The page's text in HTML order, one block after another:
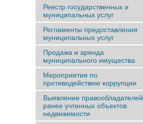
Реестр государственных и
муниципальных услуг
Регламенты предоставления
муниципальных услуг
Продажа и аренда
муниципального имущества
Мероприятия по
противодействию коррупции
Выявление правообладателей
ранее учтенныx объектов
недвижимости